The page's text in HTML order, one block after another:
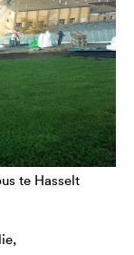
te Hasselt